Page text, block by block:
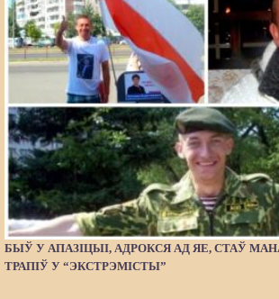
БЫЎ У АПАЗІЦЫІ, АДРОКСЯ АД ЯЕ, СТАЎ
ТРАПІЎ У “ЭКСТРЭМІСТЫ”